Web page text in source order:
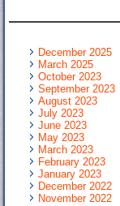
December 2025
March 2025
October 2023
September 2023
August 2023
July 2023
June 2023
May 2023
March 2023
February 2023
January 2023
December 2022
November 2022